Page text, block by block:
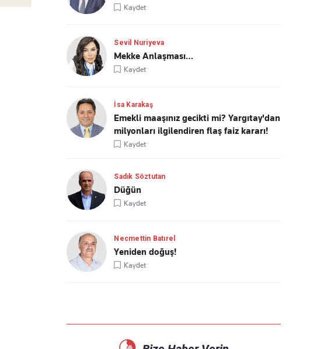
Kaydet
Sevil Nuriyeva
Mekke Anlaşması…
Kaydet
İsa Karakaş
Emekli maaşınız gecikti mi? Yargıtay'dan
milyonları ilgilendiren flaş faiz kararı!
Kaydet
Sadık Söztutan
Düğün
Kaydet
Necmettin Batırel
Yeniden doğuş!
Kaydet